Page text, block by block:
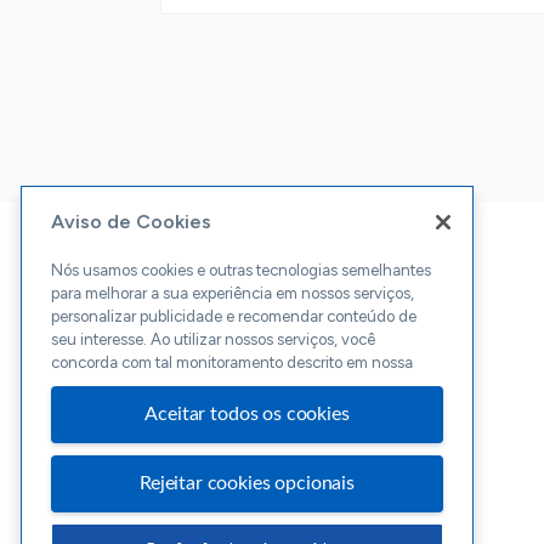
Aviso de Cookies
Nós usamos cookies e outras tecnologias semelhantes
para melhorar a sua experiência em nossos serviços,
personalizar publicidade e recomendar conteúdo de
seu interesse. Ao utilizar nossos serviços, você
concorda com tal monitoramento descrito em nossa
Aceitar todos os cookies
Rejeitar cookies opcionais